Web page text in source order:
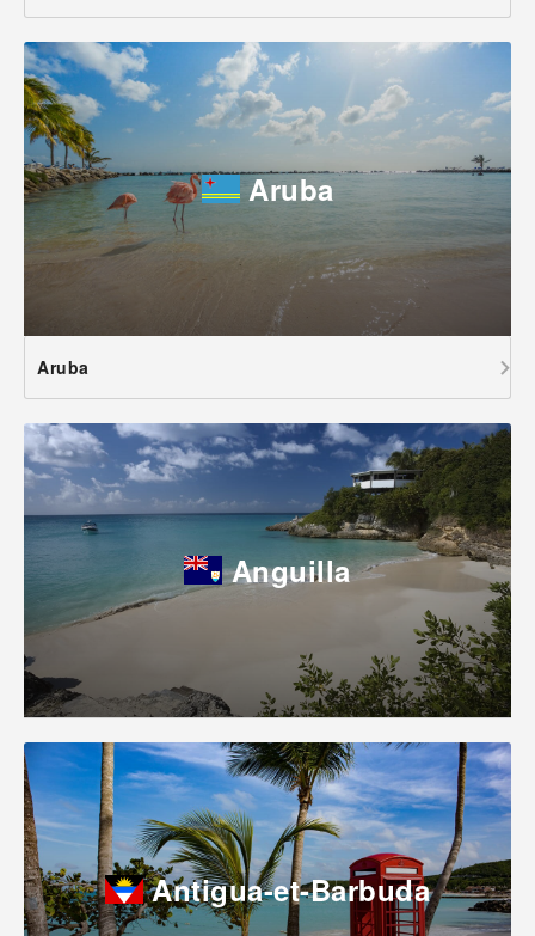
Aruba
Aruba
Anguilla
Antigua-et-Barbuda